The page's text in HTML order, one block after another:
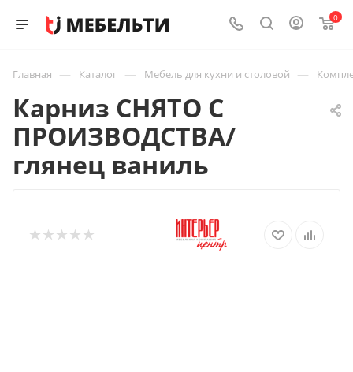
0
Главная — Каталог — Мебель для кухни и столовой —
Карниз СНЯТО С
ПРОИЗВОДСТВА/
глянец ваниль